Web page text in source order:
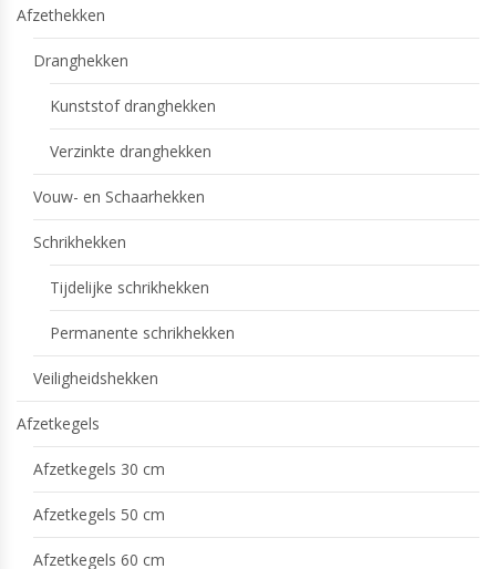
Afzethekken
Dranghekken
Kunststof dranghekken
Verzinkte dranghekken
Vouw- en Schaarhekken
Schrikhekken
Tijdelijke schrikhekken
Permanente schrikhekken
Veiligheidshekken
Afzetkegels
Afzetkegels 30 cm
Afzetkegels 50 cm
Afzetkegels 60 cm